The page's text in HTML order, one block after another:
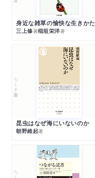
身近な雑草の愉快な生きかた
三上修著稲垣栄洋著
ちくま新書
昆虫はなぜ海にいないのか
朝野維起著